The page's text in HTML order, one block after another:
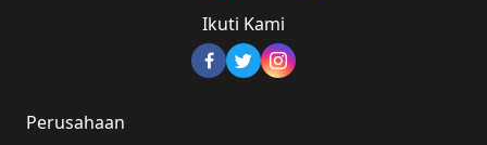
Ikuti Kami
Perusahaan